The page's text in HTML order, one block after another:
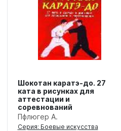
Шокотан каратэ-до. 27
ката в рисунках для
аттестации и
соревнований
Пфлюгер А.
Серия: Боевые искусства